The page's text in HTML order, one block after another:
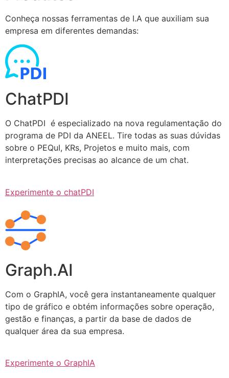
Conheça nossas ferramentas de I.A que auxiliam sua
empresa em diferentes demandas:
ChatPDI
O ChatPDI é especializado na nova regulamentação do
programa de PDI da ANEEL. Tire todas as suas dúvidas
sobre o PEQuI, KRs, Projetos e muito mais, com
interpretações precisas ao alcance de um chat.
Experimente o chatPDI
Graph.AI
Com o GraphIA, você gera instantaneamente qualquer
tipo de gráfico e obtém informações sobre operação,
gestão e finanças, a partir da base de dados de
qualquer área da sua empresa.
Experimente o GraphIA